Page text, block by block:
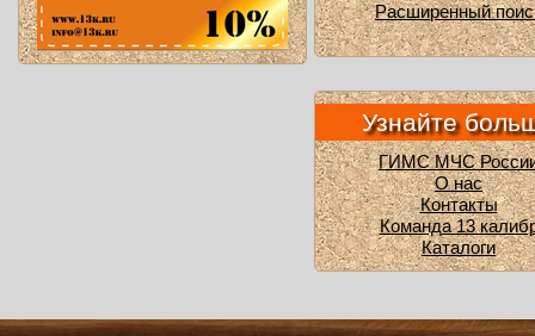
Расширенный
Узнайте
ГИМС МЧС
О нас
Контакты
Команда 13
Каталоги